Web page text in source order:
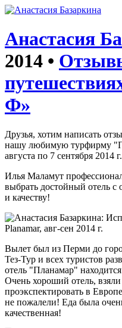
Анастасия
2014 •
Ф»
Друзья, хотим написать
нашу любимую турфирму
августа по 7 сентября 2014 г.
Илья Маламут
выбрать достойный отель
и качеству!
Вылет был из Перми до
Тез-Тур и всех туристов
отель "Планамар"
Очень хороший отель,
проэкспектировать в
не пожалели! Еда была
качественная!